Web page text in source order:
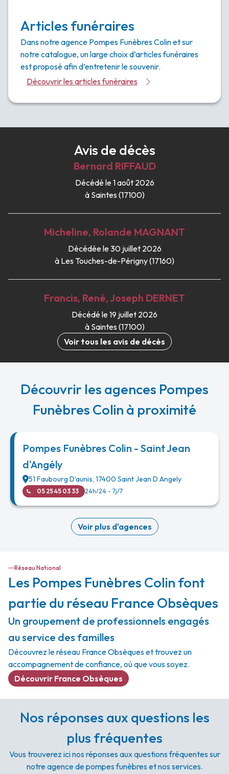
Articles funéraires
Dans notre agence Pompes Funèbres Colin et sur
notre catalogue, un large choix d’articles funéraires
est proposé afin d’entretenir le souvenir.
Découvrir les articles funéraires
Avis de décès
Bernard RIFFAUD
Décédé le 1 août 2026
à Saintes (17100)
Micheline, Rolande MAGNANT
Décédée le 30 juillet 2026
à Les Touches-de-Périgny (17160)
Francis, René, Joseph DERNET
Décédé le 19 juillet 2026
à Saintes (17100)
Voir tous les avis de décès
Découvrir les agences Pompes
Funèbres Colin à proximité
Pompes Funèbres Colin - Saint Jean
d'Angély
51 Faubourg D'aunis, 17400 Saint Jean D Angely
05 25 45 03 33 24h/24 - 7j/7
Voir plus d'agences
Réseau National
Les Pompes Funèbres Colin font
partie du réseau France Obsèques
Un groupement de professionnels engagés
au service des familles
Découvrez le réseau France Obsèques et trouvez un
accompagnement de confiance, où que vous soyez.
Découvrir France Obsèques
Nos réponses aux questions les
plus fréquentes
Vous trouverez ici nos réponses aux questions fréquentes sur
notre agence de pompes funèbres et nos services.